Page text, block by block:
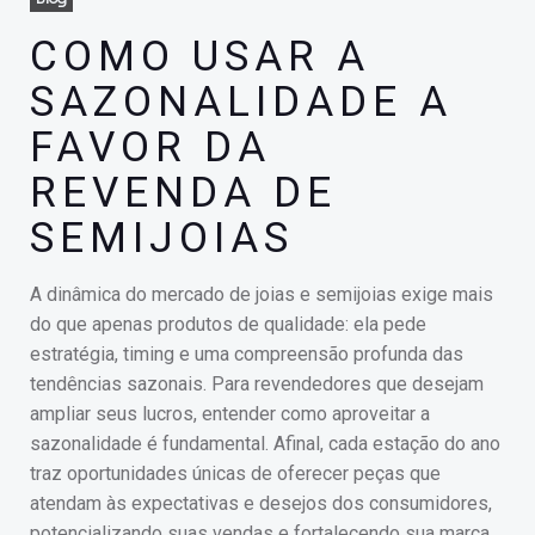
COMO USAR A
SAZONALIDADE A
FAVOR DA
REVENDA DE
SEMIJOIAS
A dinâmica do mercado de joias e semijoias exige mais
do que apenas produtos de qualidade: ela pede
estratégia, timing e uma compreensão profunda das
tendências sazonais. Para revendedores que desejam
ampliar seus lucros, entender como aproveitar a
sazonalidade é fundamental. Afinal, cada estação do ano
traz oportunidades únicas de oferecer peças que
atendam às expectativas e desejos dos consumidores,